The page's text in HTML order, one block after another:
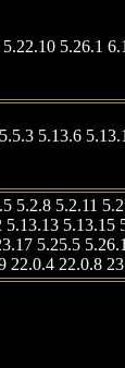
5.26.1
5.13.6
5.2.8 5.2.11
5.13.15
5.25.5
22.0.4 22.0.8